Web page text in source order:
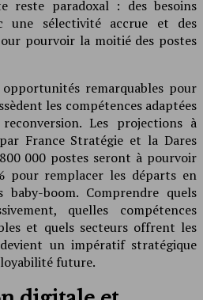
reste paradoxal : des besoins
une sélectivité accrue et des
pourvoir la moitié des postes
remarquables pour
les compétences adaptées
Les projections à
France Stratégie et la Dares
000 postes seront à pourvoir
pour remplacer les départs en
boom. Comprendre quels
quelles compétences
et quels secteurs offrent les
un impératif stratégique
future.